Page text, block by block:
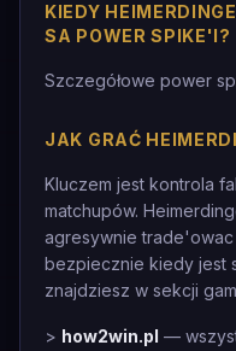
KIEDY
SA POWER SPIKE'I?
Szczegółowe power
JAK GRAĆ
Kluczem jest kontrola
matchupów.
agresywnie
bezpiecznie kiedy jest
znajdziesz w sekcji
> how2win.pl —